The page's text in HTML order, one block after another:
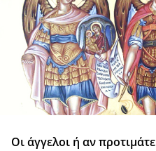
Οι άγγελοι ή αν